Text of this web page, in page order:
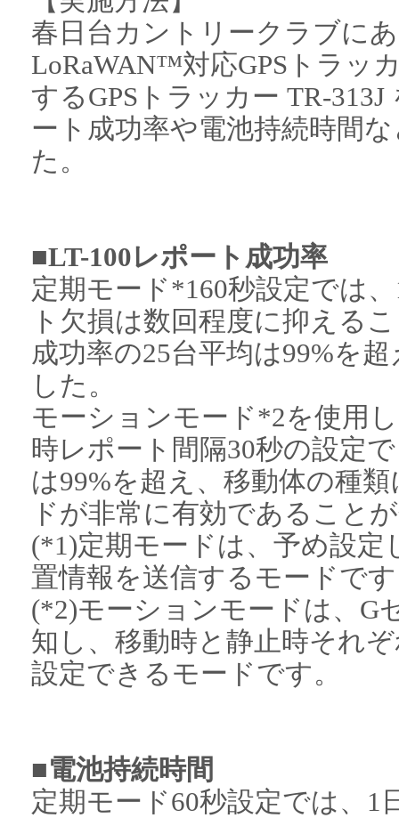
春日台カントリークラブに
LoRaWAN™対応GPSトラッ
するGPSトラッカー TR-
ート成功率や電池持続時間
た。
■LT-100レポート成功率
定期モード*160秒設定では
ト欠損は数回程度に抑える
成功率の25台平均は99%を
した。
モーションモード*2を使用
時レポート間隔30秒の設定
は99%を超え、移動体の種
ドが非常に有効であること
(*1)定期モードは、予め設定
置情報を送信するモードで
(*2)モーションモードは、G
知し、移動時と静止時それ
設定できるモードです。
■電池持続時間
定期モード60秒設定では、1